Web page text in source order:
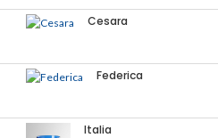
Cesara
Federica
Italia